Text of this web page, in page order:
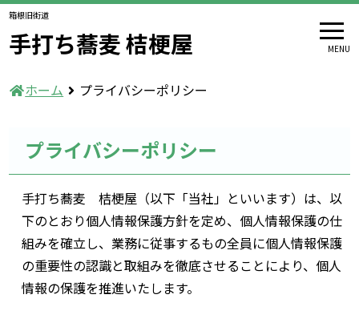
箱根旧街道
手打ち蕎麦 桔梗屋 MENU
ホーム プライバシーポリシー
プライバシーポリシー
手打ち蕎麦 桔梗屋（以下「当社」といいます）は、以
下のとおり個人情報保護方針を定め、個人情報保護の仕
組みを確立し、業務に従事するもの全員に個人情報保護
の重要性の認識と取組みを徹底させることにより、個人
情報の保護を推進いたします。